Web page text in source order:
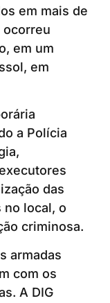
em mais de
ocorreu
em um
em
a Polícia
das
no local, o
criminosa.
armadas
com os
A DIG